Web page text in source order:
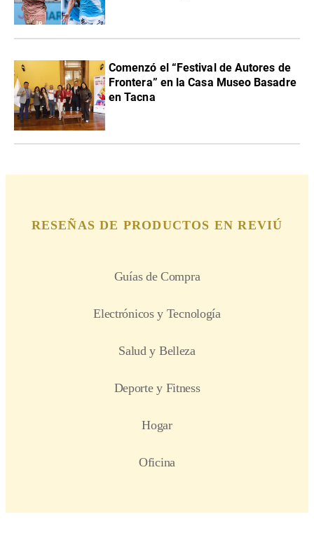
Comenzó el “Festival de Autores de
Frontera” en la Casa Museo Basadre
en Tacna